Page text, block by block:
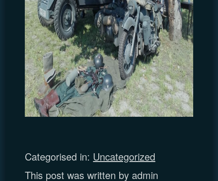
Categorised in: Uncategorized
This post was written by admin